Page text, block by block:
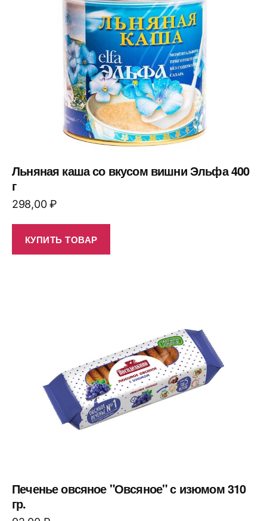
Льняная каша со вкусом вишни Эльфа 400
г
298,00₽
КУПИТЬ ТОВАР
Печенье овсяное "Овсяное" с изюмом 310
гр.